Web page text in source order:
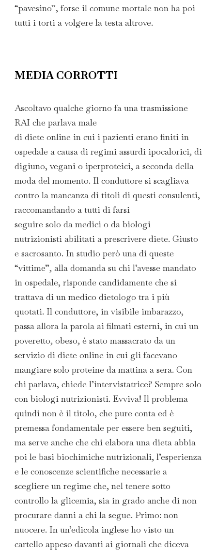
“pavesino”, forse il comune mortale non ha poi
tutti i torti a volgere la testa altrove.
MEDIA CORROTTI
Ascoltavo qualche giorno fa una trasmissione
RAI che parlava male
di diete online in cui i pazienti erano finiti in
ospedale a causa di regimi assurdi ipocalorici, di
digiuno, vegani o iperproteici, a seconda della
moda del momento. Il conduttore si scagliava
contro la mancanza di titoli di questi consulenti,
raccomandando a tutti di farsi
seguire solo da medici o da biologi
nutrizionisti abilitati a prescrivere diete. Giusto
e sacrosanto. In studio però una di queste
“vittime”, alla domanda su chi l’avesse mandato
in ospedale, risponde candidamente che si
trattava di un medico dietologo tra i più
quotati. Il conduttore, in visibile imbarazzo,
passa allora la parola ai filmati esterni, in cui un
poveretto, obeso, è stato massacrato da un
servizio di diete online in cui gli facevano
mangiare solo proteine da mattina a sera. Con
chi parlava, chiede l’intervistatrice? Sempre solo
con biologi nutrizionisti. Evviva! Il problema
quindi non è il titolo, che pure conta ed è
premessa fondamentale per essere ben seguiti,
ma serve anche che chi elabora una dieta abbia
poi le basi biochimiche nutrizionali, l’esperienza
e le conoscenze scientifiche necessarie a
scegliere un regime che, nel tenere sotto
controllo la glicemia, sia in grado anche di non
procurare danni a chi la segue. Primo: non
nuocere. In un’edicola inglese ho visto un
cartello appeso davanti ai giornali che diceva